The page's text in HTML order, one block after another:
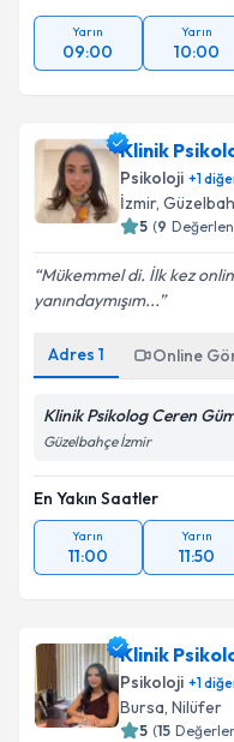
Yarın
09:00
Yarın
10:00
Klinik
Psikoloji +1
İzmir,
5 (9
Mükemmel di. İlk kez
yanındaymışım...
Adres 1 Online
Klinik Psikolog Ceren
Güzelbahçe İzmir
En Yakın Saatler
Yarın
11:00
Yarın
11:50
Klinik
Psikoloji +1
Bursa, Nilüfer
5 (15